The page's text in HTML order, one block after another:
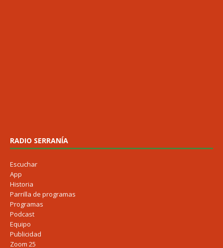
RADIO SERRANÍA
Escuchar
App
Historia
Parrilla de programas
Programas
Podcast
Equipo
Publicidad
Zoom 25